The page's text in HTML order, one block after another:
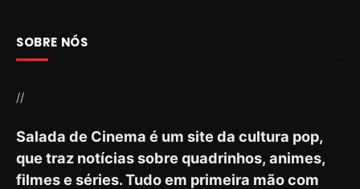
SOBRE NÓS
//
Salada de Cinema é um site da cultura pop,
que traz notícias sobre quadrinhos, animes,
filmes e séries. Tudo em primeira mão com